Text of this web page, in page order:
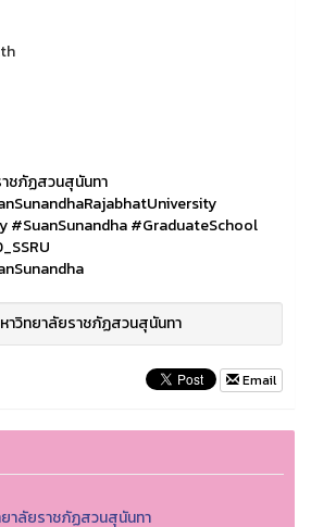
ชภัฏสวนสุนันทา
#SuanSunandha#GraduateSchool
าวิทยาลัยราชภัฏสวนสุนันทา
Email
าลัยราชภัฏสวนสุนันทา